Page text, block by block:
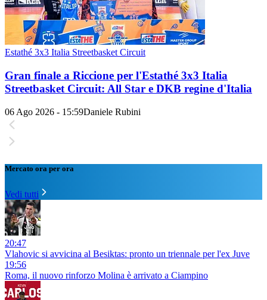
Estathé 3x3 Italia Streetbasket Circuit
Gran finale a Riccione per l'Estathé 3x3 Italia
Streetbasket Circuit: All Star e DKB regine d'Italia
06 Ago 2026 - 15:59Daniele Rubini
Mercato ora per ora
Vedi tutti
20:47
Vlahovic si avvicina al Besiktas: pronto un triennale per l'ex Juve
19:56
Roma, il nuovo rinforzo Molina è arrivato a Ciampino